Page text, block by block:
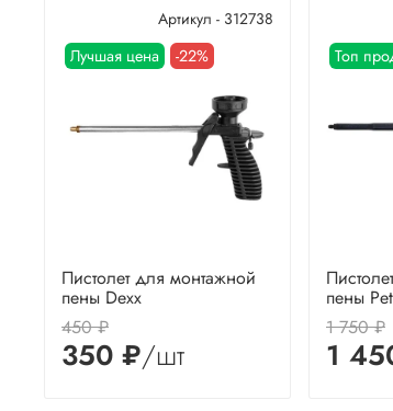
Артикул - 312738
Лучшая цена
-22%
Пистолет для монтажной
пены Dexx
450 ₽
350 ₽/шт
Топ
пены
1 750 ₽
1